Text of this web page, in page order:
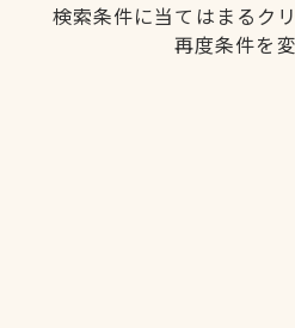
検索条件に当てはまるク
再度条件を